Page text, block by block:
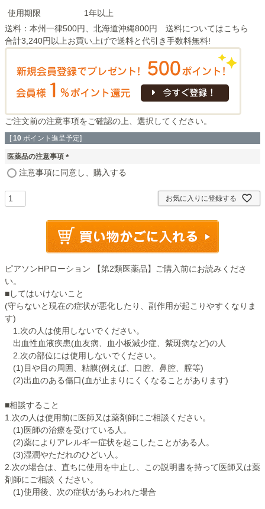
使用期限
1年以上
送料：本州一律500円、北海道沖縄800円 送料についてはこちら
合計3,240円以上お買い上げで送料と代引き手数料無料!
ご注文前の注意事項をご確認の上、選択してください。
[ 10 ポイント進呈予定]
医薬品の注意事項
(
注意事項に同意し、購入する
お気に入りに登録する
ピアソンHPローション 【第2類医薬品】ご購入前にお読みくださ
い。
■してはいけないこと
(守らないと現在の症状が悪化したり、副作用が起こりやすくなりま
す)
1.次の人は使用しないでください。
出血性血液疾患(血友病、血小板減少症、紫斑病など)の人
2.次の部位には使用しないでください。
(1)目や目の周囲、粘膜(例えば、口腔、鼻腔、膣等)
(2)出血のある傷口(血が止まりにくくなることがあります)
■相談すること
1.次の人は使用前に医師又は薬剤師にご相談ください。
(1)医師の治療を受けている人。
(2)薬によりアレルギー症状を起こしたことがある人。
(3)湿潤やただれのひどい人。
2.次の場合は、直ちに使用を中止し、この説明書を持って医師又は薬
剤師にご相談 ください。
(1)使用後、次の症状があらわれた場合